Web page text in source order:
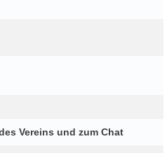
Vereins und zum Chat